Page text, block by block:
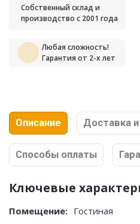
Собственный склад и
производство с 2001 года
Любая сложность!
Гарантия от 2-х лет
Описание Доставка
Способы оплаты
Ключевые
Помещение: Гостиная